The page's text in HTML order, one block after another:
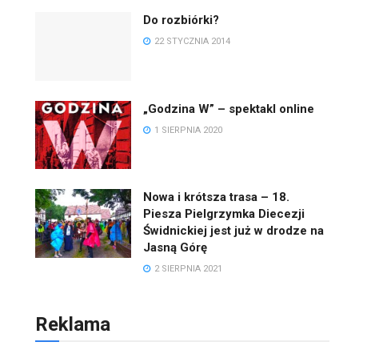
Do rozbiórki?
22 STYCZNIA 2014
„Godzina W” – spektakl online
1 SIERPNIA 2020
Nowa i krótsza trasa – 18.
Piesza Pielgrzymka Diecezji
Świdnickiej jest już w drodze na
Jasną Górę
2 SIERPNIA 2021
Reklama